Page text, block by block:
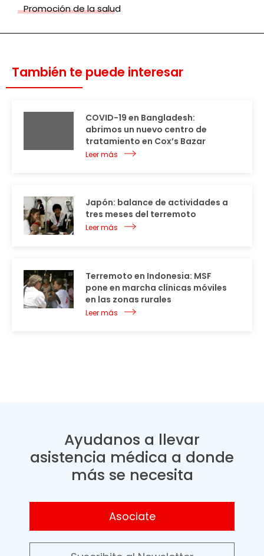
Promoción de la salud
También te puede interesar
COVID-19 en Bangladesh:
abrimos un nuevo centro de
tratamiento en Cox’s Bazar
Leer más
Japón: balance de actividades a
tres meses del terremoto
Leer más
Terremoto en Indonesia: MSF
pone en marcha clínicas móviles
en las zonas rurales
Leer más
Ayudanos a llevar
asistencia médica a donde
más se necesita
Asociate